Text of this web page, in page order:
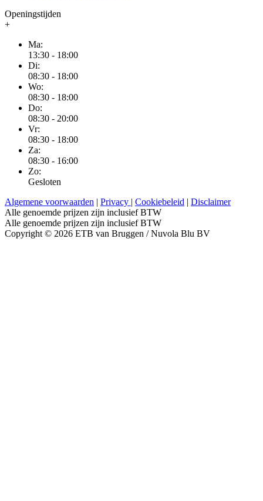
Openingstijden
+
Ma:
13:30 - 18:00
Di:
08:30 - 18:00
Wo:
08:30 - 18:00
Do:
08:30 - 20:00
Vr:
08:30 - 18:00
Za:
08:30 - 16:00
Zo:
Gesloten
Algemene voorwaarden | Privacy | Cookiebeleid | Disclaimer
Alle genoemde prijzen zijn inclusief BTW
Alle genoemde prijzen zijn inclusief BTW
Copyright © 2026 ETB van Bruggen / Nuvola Blu BV